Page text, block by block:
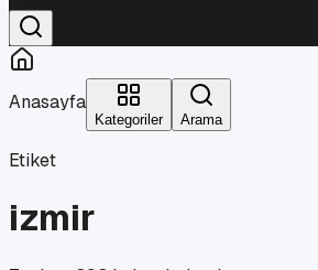
Anasayfa
Kategoriler Arama
Etiket
izmir